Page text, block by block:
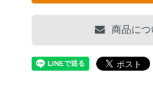
商品に